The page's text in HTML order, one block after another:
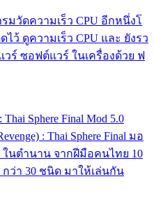
มวัดความเร็ว CPU อีกหนึ่งโ
ว้ ดูความเร็ว CPU และ ยังรว
ร์ ซอฟต์แวร์ ในเครื่องด้วย ฟ
Thai Sphere Final Mod 5.0
: Thai Sphere Final มอ
ในตำนาน จากฝีมือคนไทย 10
ว่า 30 ชนิด มาให้เล่นกัน